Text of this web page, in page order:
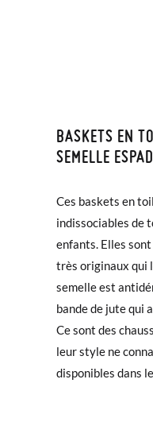
BASKETS EN
SEMELLE
Ces baskets en
indissociables de
enfants. Elles
très originaux qui
semelle est
bande de jute qui
Ce sont des
leur style ne
disponibles dans
LIVRAISON ET
4,95 € et prendra
avant 15h, sinon
Si vos
demander un
Si vous avez un
qu'invité, veuillez
utilisée pour
chaussure. Vous
d'autres
TAILLE 20 21